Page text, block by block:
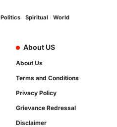
Politics Spiritual World
About US
About Us
Terms and Conditions
Privacy Policy
Grievance Redressal
Disclaimer